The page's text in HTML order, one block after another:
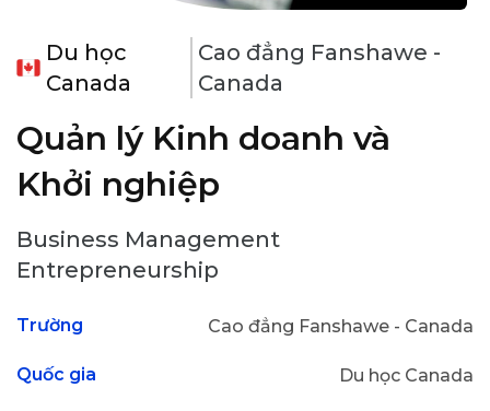
Du học
Canada
Cao đẳng Fanshawe -
Canada
Quản lý Kinh doanh và
Khởi nghiệp
Business Management
Entrepreneurship
Trường Cao đẳng Fanshawe - Canada
Quốc gia Du học Canada